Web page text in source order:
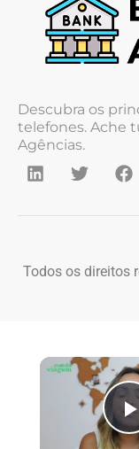
Descubra os
telefones. Ache
Agências.
Todos os direitos